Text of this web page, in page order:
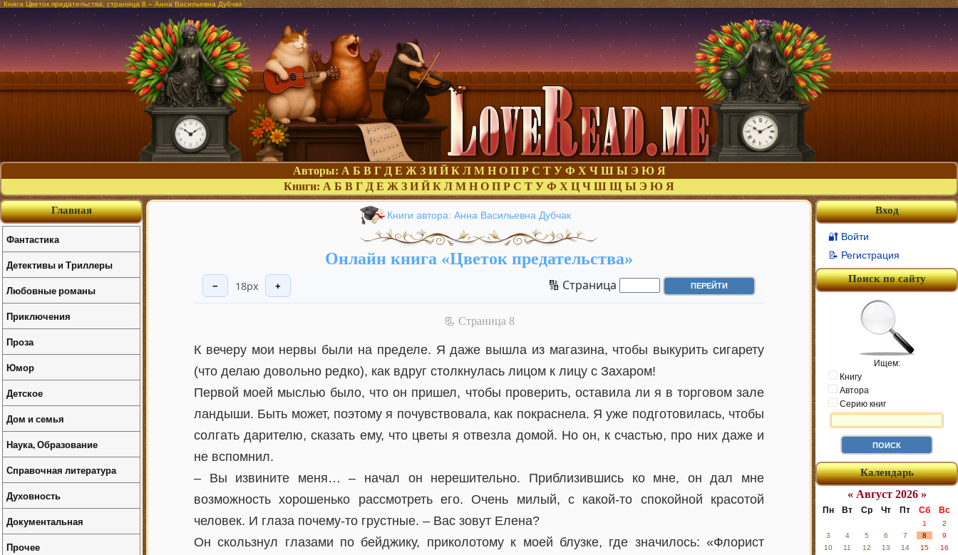
Книга Цветок предательства, страница 8 – Анна Васильевна Дубчак
Авторы: А Б В Г Д Е Ж З И Й К Л М Н О П Р С Т У Ф Х Ч Ш Ы Э Ю Я
Книги: А Б В Г Д Е Ж З И Й К Л М Н О П Р С Т У Ф Х Ц Ч Ш Щ Ы Э Ю Я
Книги автора: Анна Васильевна Дубчак
Онлайн книга «Цветок предательства»
− 18px + 🔢 Страница
📃 Cтраница 8
К вечеру мои нервы были на пределе. Я даже вышла из магазина, чтобы выкурить сигарету
(что делаю довольно редко), как вдруг столкнулась лицом к лицу с Захаром!
Первой моей мыслью было, что он пришел, чтобы проверить, оставила ли я в торговом зале
ландыши. Быть может, поэтому я почувствовала, как покраснела. Я уже подготовилась, чтобы
солгать дарителю, сказать ему, что цветы я отвезла домой. Но он, к счастью, про них даже и
не вспомнил.
– Вы извините меня… – начал он нерешительно. Приблизившись ко мне, он дал мне
возможность хорошенько рассмотреть его. Очень милый, с какой-то спокойной красотой
человек. И глаза почему-то грустные. – Вас зовут Елена?
Он скользнул глазами по бейджику, приколотому к моей блузке, где значилось: «Флорист
Вход
🔐 Войти
📝 Регистрация
Поиск по сайту
Ищем:
Книгу
Автора
Серию книг
Календарь
« Август 2026 »
Пн Вт Ср Чт Пт Сб Вс
1
2
3
4 5 6 7 8
9
10
11 12 13 14 15
16
Главная
Фантастика
Детективы и Триллеры
Любовные романы
Приключения
Проза
Юмор
Детское
Дом и семья
Наука, Образование
Справочная литература
Духовность
Документальная
Прочее